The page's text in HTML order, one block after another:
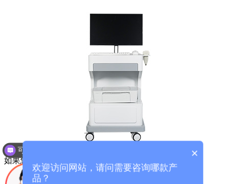
如果您正在考虑选择这款或类似产品，请关注以下几点：
×
欢迎访问网站，请问需要咨询哪款产
品？